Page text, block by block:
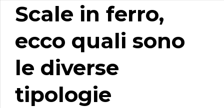
Scale in ferro,
ecco quali sono
le diverse
tipologie